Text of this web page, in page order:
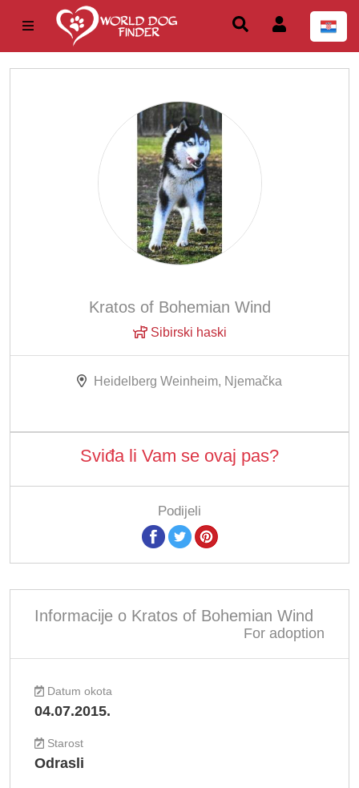
Kratos of Bohemian Wind
Sibirski haski
Heidelberg Weinheim, Njemačka
Sviđa li Vam se ovaj pas?
Podijeli
Informacije o Kratos of Bohemian Wind
For adoption
Datum okota
04.07.2015.
Starost
Odrasli